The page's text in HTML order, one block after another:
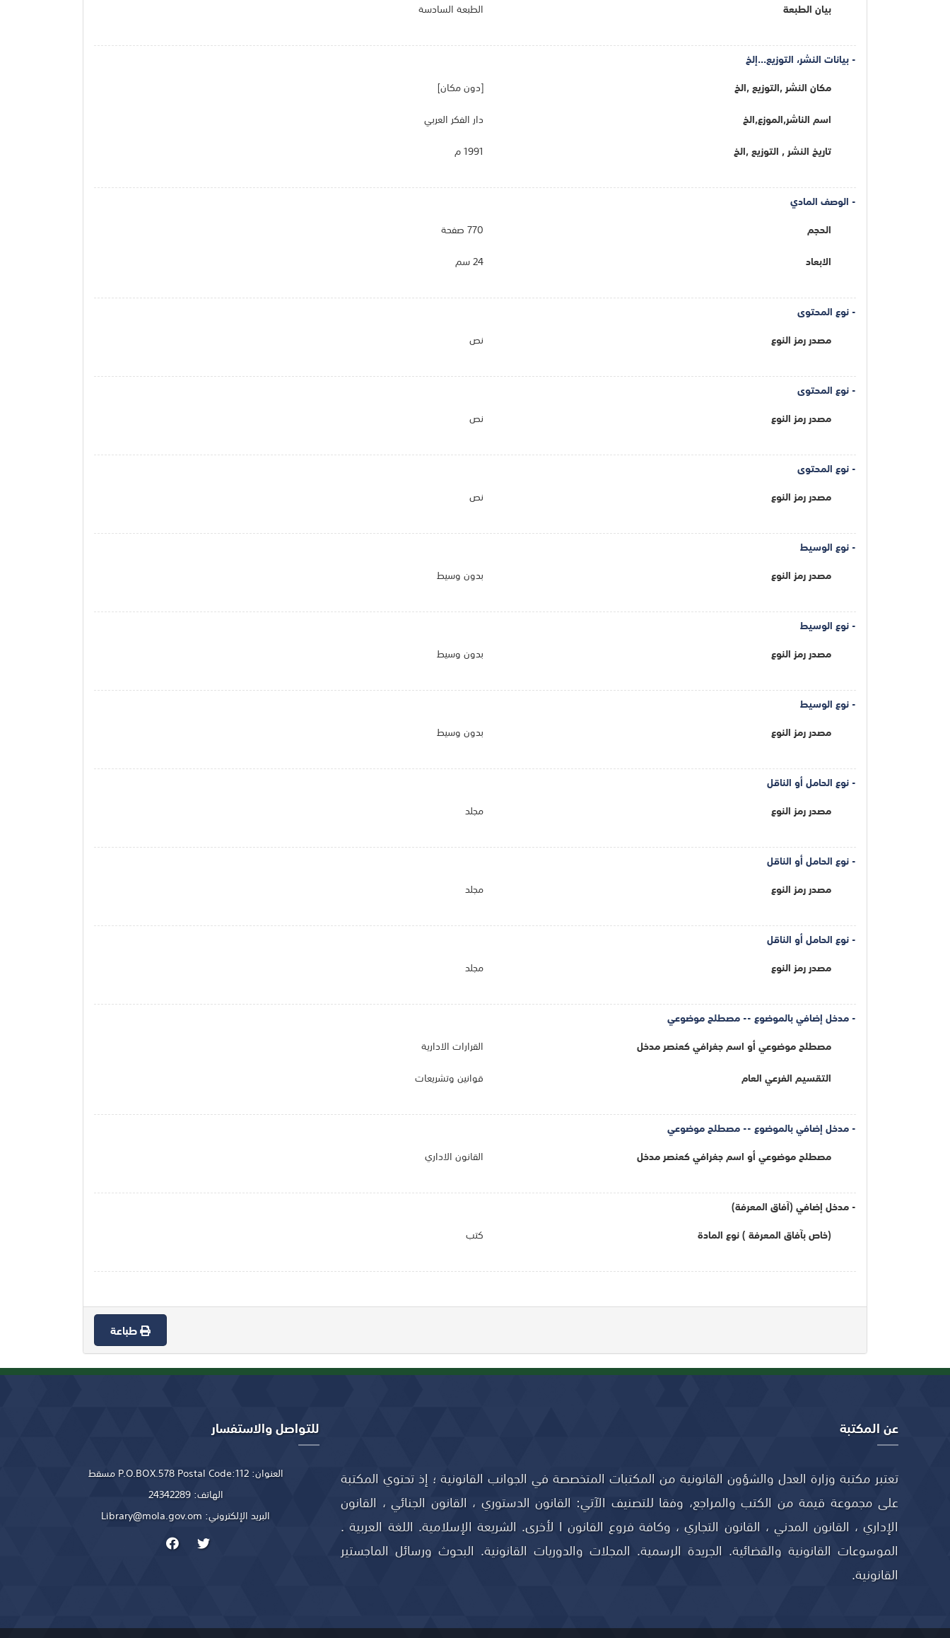
بيان الطبعة
الطبعة السادسة
- بيانات النشر، التوزيع...إلخ
مكان النشر ,التوزيع ,الخ
[دون مكان]
اسم الناشر,الموزع,الخ
دار الفكر العربي
تاريخ النشر , التوزيع ,الخ
1991 م
- الوصف المادي
الحجم
770 صفحة
الابعاد
24 سم
- نوع المحتوى
مصدر رمز النوع
نص
- نوع المحتوى
مصدر رمز النوع
نص
- نوع المحتوى
مصدر رمز النوع
نص
- نوع الوسيط
مصدر رمز النوع
بدون وسيط
- نوع الوسيط
مصدر رمز النوع
بدون وسيط
- نوع الوسيط
مصدر رمز النوع
بدون وسيط
- نوع الحامل أو الناقل
مصدر رمز النوع
مجلد
- نوع الحامل أو الناقل
مصدر رمز النوع
مجلد
- نوع الحامل أو الناقل
مصدر رمز النوع
مجلد
- مدخل إضافي بالموضوع -- مصطلح موضوعي
مصطلح موضوعي أو اسم جغرافي كعنصر مدخل
القرارات الادارية
التقسيم الفرعي العام
قوانين وتشريعات
- مدخل إضافي بالموضوع -- مصطلح موضوعي
مصطلح موضوعي أو اسم جغرافي كعنصر مدخل
القانون الاداري
- مدخل إضافي (آفاق المعرفة)
(خاص بآفاق المعرفة ) نوع المادة
كتب
طباعة
عن المكتبة
تعتبر مكتبة وزارة العدل والشؤون القانونية من المكتبات المتخصصة في الجوانب القانونية ؛ إذ تحتوي المكتبة
على مجموعة قيمة من الكتب والمراجع، وفقا للتصنيف الآتي: القانون الدستوري ، القانون الجنائي ، القانون
الإداري ، القانون المدني ، القانون التجاري ، وكافة فروع القانون ا لأخرى. الشريعة الإسلامية. اللغة العربية .
الموسوعات القانونية والقضائية. الجريدة الرسمية. المجلات والدوريات القانونية. البحوث ورسائل الماجستير
القانونية.
للتواصل والاستفسار
العنوان:P.O.BOX.578 Postal Code:112 مسقط
الهاتف: 24342289
البريد الإلكتروني: